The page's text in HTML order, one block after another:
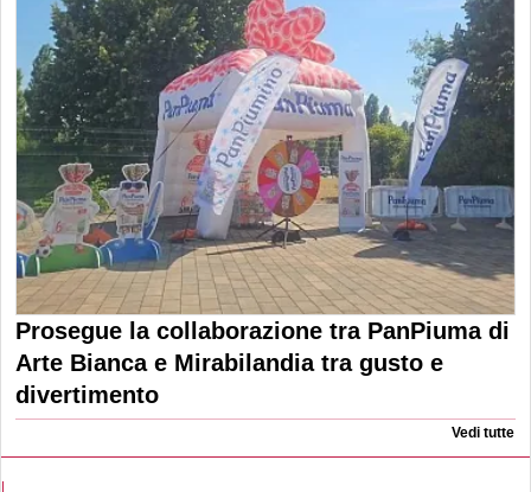
Prosegue la collaborazione tra PanPiuma di
Arte Bianca e Mirabilandia tra gusto e
divertimento
Vedi tutte